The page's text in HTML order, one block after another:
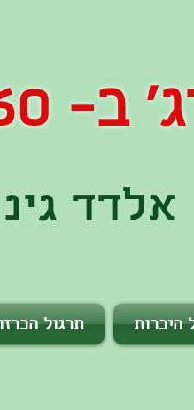
שניות
אלדד
היכרות תרגול